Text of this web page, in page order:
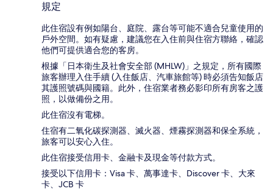
規定
此住宿設有例如陽台、庭院、露台等可能不適合兒童使用的
戶外空間。如有疑慮，建議您在入住前與住宿方聯絡，確認
他們可提供適合您的客房。
根據「日本衛生及社會安全部 (MHLW)」之規定，所有國際
旅客辦理入住手續 (入住飯店、汽車旅館等) 時必須告知飯店
其護照號碼與國籍。此外，住宿業者務必影印所有房客之護
照，以做備份之用。
此住宿沒有電梯。
住宿有二氧化碳探測器、滅火器、煙霧探測器和保全系統，
旅客可以安心入住。
此住宿接受信用卡、金融卡及現金等付款方式。
接受以下信用卡：Visa 卡、萬事達卡、Discover 卡、大來
卡、JCB 卡